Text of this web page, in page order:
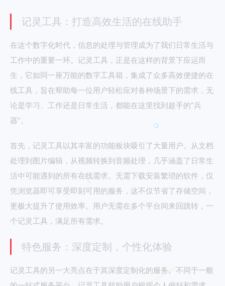
记灵工具：打造高效生活的在线助手
在这个数字化时代，信息的处理与管理成为了我们日常生活与
工作中的重要一环。记灵工具，正是在这样的背景下应运而
生，它如同一座万能的数字工具箱，集成了众多高效便捷的在
线工具，旨在帮助每一位用户轻松应对各种场景下的需求，无
论是学习、工作还是日常生活，都能在这里找到趁手的“兵
器”。
首先，记灵工具以其丰富的功能板块吸引了大量用户。从文档
处理到图片编辑，从视频转换到音频处理，几乎涵盖了日常生
活中可能遇到的所有在线需求。无需下载安装繁琐的软件，仅
凭浏览器即可享受即刻可用的服务，这不仅节省了存储空间，
更极大提升了使用效率。用户无需在多个平台间来回跳转，一
个记灵工具，满足所有需求。
特色服务：深度定制，个性化体验
记灵工具的另一大亮点在于其深度定制化的服务。不同于一般